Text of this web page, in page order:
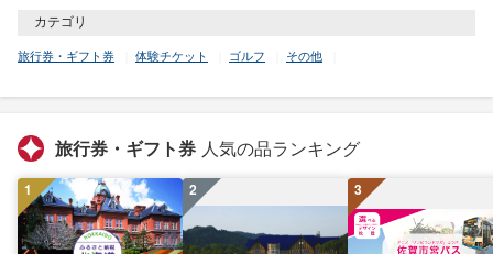
カテゴリ
旅行券・ギフト券 体験チケット ゴルフ その他
旅行券・ギフト券 人気の品ランキング
1 2 3